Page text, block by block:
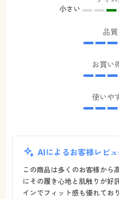
小さい
品質
お買い
使いや
AIによるお客様レビ
この商品は多くのお客様から
にその履き心地と肌触りが好
インでフィット感も優れてお